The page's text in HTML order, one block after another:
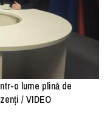
o lume plină de
/ VIDEO